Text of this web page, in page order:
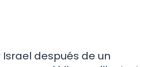
después de un